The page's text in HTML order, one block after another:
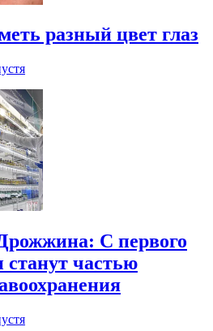
разный цвет глаз
С первого
частью